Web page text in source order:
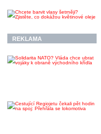
REKLAMA